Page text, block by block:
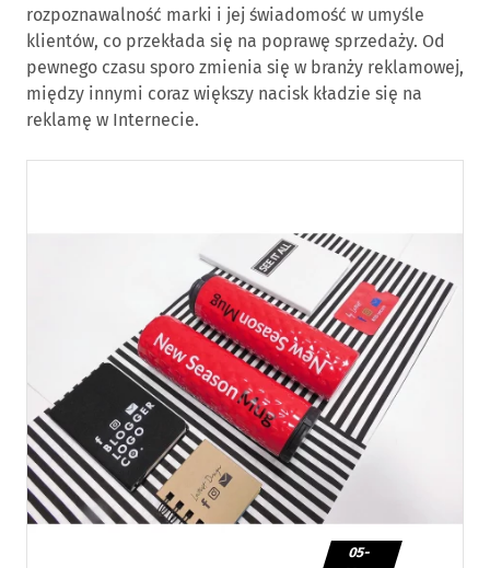
rozpoznawalność marki i jej świadomość w umyśle
klientów, co przekłada się na poprawę sprzedaży. Od
pewnego czasu sporo zmienia się w branży reklamowej,
między innymi coraz większy nacisk kładzie się na
reklamę w Internecie.
05-